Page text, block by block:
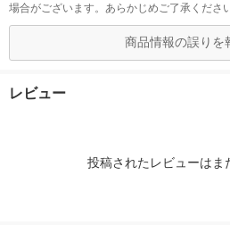
場合がございます。あらかじめご了承ください
商品情報の誤りを
レビュー
投稿されたレビューはま